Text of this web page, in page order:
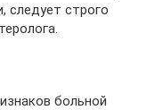
следует строго
больной